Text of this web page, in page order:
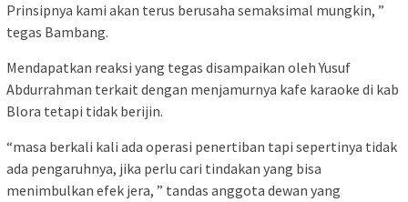
Prinsipnya kami akan terus berusaha semaksimal mungkin, ”
tegas Bambang.
Mendapatkan reaksi yang tegas disampaikan oleh Yusuf
Abdurrahman terkait dengan menjamurnya kafe karaoke di kab
Blora tetapi tidak berijin.
“masa berkali kali ada operasi penertiban tapi sepertinya tidak
ada pengaruhnya, jika perlu cari tindakan yang bisa
menimbulkan efek jera, ” tandas anggota dewan yang